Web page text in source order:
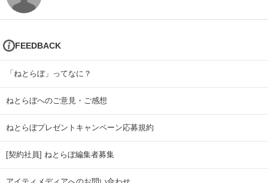
FEEDBACK
「ねとらぼ」ってなに？
ねとらぼへのご意見・ご感想
ねとらぼプレゼントキャンペーン応募規約
[契約社員] ねとらぼ編集者募集